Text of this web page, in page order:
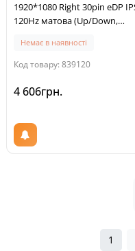
1920*1080 Right 30pin eDP
120Hz матова (Up/Down,
GA1)
Немає в наявності
Код товару: 839120
4 606грн.
1